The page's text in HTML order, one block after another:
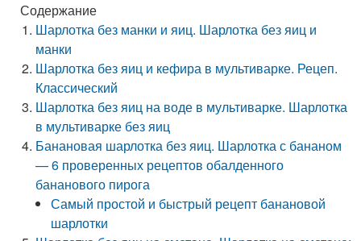
Содержание
Шарлотка без манки и яиц. Шарлотка без яиц и
манки
Шарлотка без яиц и кефира в мультиварке. Рецеп.
Классический
Шарлотка без яиц на воде в мультиварке. Шарлотка
в мультиварке без яиц
Банановая шарлотка без яиц. Шарлотка с бананом
— 6 проверенных рецептов обалденного
бананового пирога
Самый простой и быстрый рецепт банановой
шарлотки